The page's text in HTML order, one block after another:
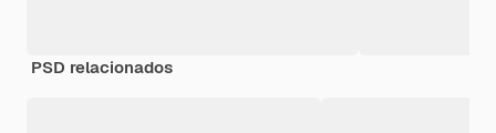
PSD relacionados